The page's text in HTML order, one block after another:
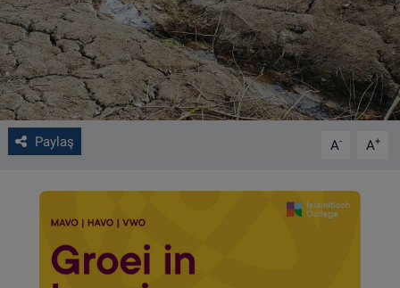
Paylaş A- A+
ALGEMENE VOORWAARDEN
CONTACT
Çerez Politikası